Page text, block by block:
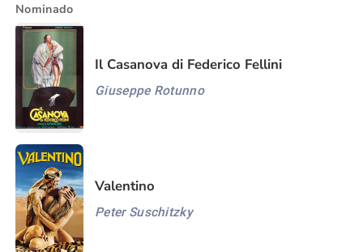
Nominado
Il Casanova di Federico Fellini
Giuseppe Rotunno
Valentino
Peter Suschitzky